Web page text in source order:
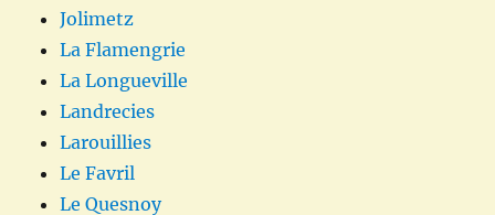
Jolimetz
La Flamengrie
La Longueville
Landrecies
Larouillies
Le Favril
Le Quesnoy